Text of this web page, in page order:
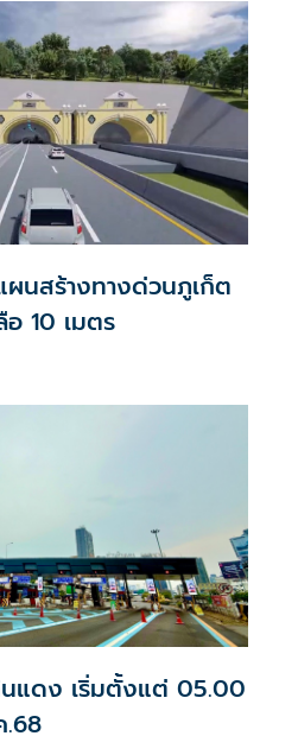
นสร้างทางด่วนภูเก็ต
10 เมตร
แดง เริ่มตั้งแต่ 05.00